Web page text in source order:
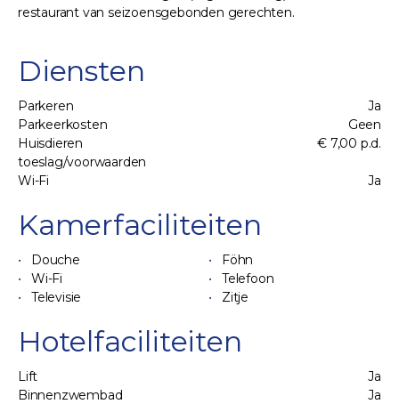
restaurant van seizoensgebonden gerechten.
Diensten
Parkeren
Ja
Parkeerkosten
Geen
Huisdieren
toeslag/voorwaarden
€ 7,00 p.d.
Wi-Fi Ja
Kamerfaciliteiten
Douche
Föhn
Wi-Fi
Telefoon
Televisie
Zitje
Hotelfaciliteiten
Lift
Ja
Binnenzwembad
Ja